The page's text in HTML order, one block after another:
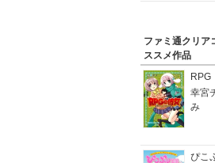
ファミ通クリア
ススメ作品
RPG
幸宮
み
ぴこ